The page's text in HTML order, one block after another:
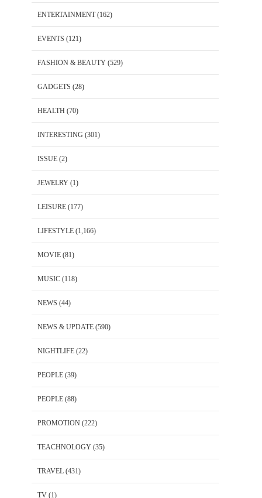
ENTERTAINMENT(162)
EVENTS (121)
FASHION & BEAUTY (529)
GADGETS (28)
HEALTH (70)
INTERESTING (301)
ISSUE (2)
JEWELRY (1)
LEISURE (177)
LIFESTYLE (1,166)
MOVIE (81)
MUSIC (118)
NEWS (44)
NEWS & UPDATE (590)
NIGHTLIFE (22)
PEOPLE (39)
PEOPLE (88)
PROMOTION (222)
TEACHNOLOGY (35)
TRAVEL (431)
TV (1)